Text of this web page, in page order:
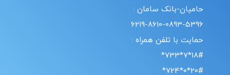
حامیان-بانک سامان :
6219-8610-0893-5396
حمایت با تلفن همراه :
18#*7*733*
20#*0*724*